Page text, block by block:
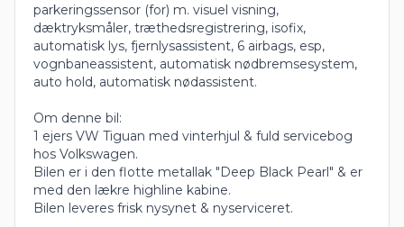
parkeringssensor (for) m. visuel visning,
dæktryksmåler, træthedsregistrering, isofix,
automatisk lys, fjernlysassistent, 6 airbags, esp,
vognbaneassistent, automatisk nødbremsesystem,
auto hold, automatisk nødassistent.
Om denne bil:
1 ejers VW Tiguan med vinterhjul & fuld servicebog
hos Volkswagen.
Bilen er i den flotte metallak "Deep Black Pearl" & er
med den lækre highline kabine.
Bilen leveres frisk nysynet & nyserviceret.